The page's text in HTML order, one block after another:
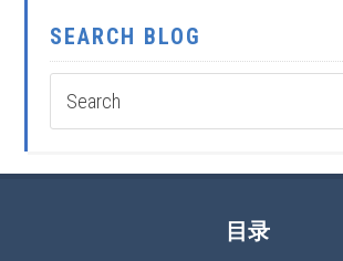
SEARCH BLOG
目录